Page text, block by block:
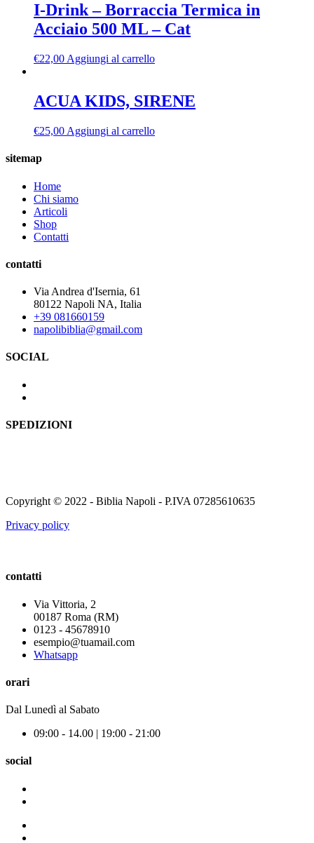
I-Drink – Borraccia Termica in
Acciaio 500 ML – Cat
€22,00 Aggiungi al carrello
ACUA KIDS, SIRENE
€25,00 Aggiungi al carrello
sitemap
Home
Chi siamo
Articoli
Shop
Contatti
contatti
Via Andrea d'Isernia, 61
80122 Napoli NA, Italia
+39 081660159
napolibiblia@gmail.com
SOCIAL
SPEDIZIONI
Copyright © 2022 - Biblia Napoli - P.IVA 07285610635
Privacy policy
contatti
Via Vittoria, 2
00187 Roma (RM)
0123 - 45678910
esempio@tuamail.com
Whatsapp
orari
Dal Lunedì al Sabato
09:00 - 14.00 | 19:00 - 21:00
social